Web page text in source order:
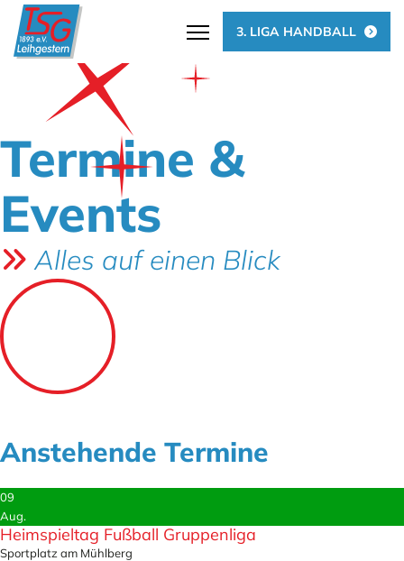
3. LIGA HANDBALL
Termine &
Events
Alles auf einen Blick
Anstehende Termine
09
Aug.
Heimspieltag Fußball Gruppenliga
Sportplatz am Mühlberg